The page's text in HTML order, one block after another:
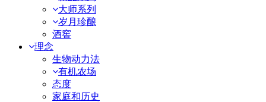
大师系列
岁月珍酿
酒窖
理念
生物动力法
有机农场
态度
家庭和历史